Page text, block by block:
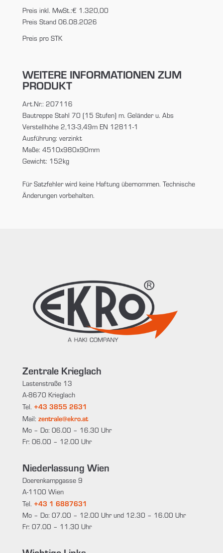
Preis inkl. MwSt.:€ 1.320,00
Preis Stand 06.08.2026
Preis pro STK
WEITERE INFORMATIONEN ZUM
PRODUKT
Art.Nr.: 207116
Bautreppe Stahl 70 (15 Stufen) m. Geländer u. Abs
Verstellhöhe 2,13-3,49m EN 12811-1
Ausführung: verzinkt
Maße: 4510x980x90mm
Gewicht: 152kg
Für Satzfehler wird keine Haftung übernommen. Technische
Änderungen vorbehalten.
Zentrale Krieglach
Lastenstraße 13
A-8670 Krieglach
Tel. +43 3855 2631
Mail: zentrale@ekro.at
Mo – Do: 06.00 – 16.30 Uhr
Fr: 06.00 – 12.00 Uhr
Niederlassung Wien
Doerenkampgasse 9
A-1100 Wien
Tel. +43 1 6887631
Mo – Do: 07.00 – 12.00 Uhr und 12.30 – 16.00 Uhr
Fr: 07.00 – 11.30 Uhr